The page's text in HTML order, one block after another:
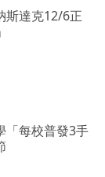
達克12/6正
「每校普發3手